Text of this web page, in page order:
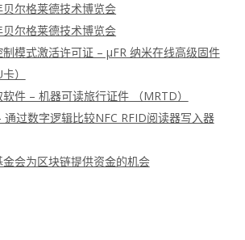
贝尔格莱德技术博览会
贝尔格莱德技术博览会
制模式激活许可证 – μFR 纳米在线高级固件
）
件 – 机器可读旅行证件 （MRTD）
通过数字逻辑比较NFC RFID阅读器写入器
会为区块链提供资金的机会